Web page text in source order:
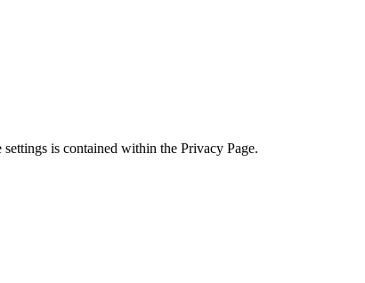
is contained within the Privacy Page.